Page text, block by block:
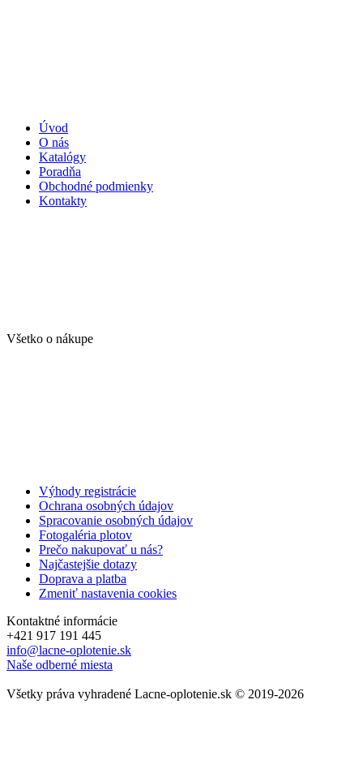
Úvod
O nás
Katalógy
Poradňa
Obchodné podmienky
Kontakty
Všetko o nákupe
Výhody registrácie
Ochrana osobných údajov
Spracovanie osobných údajov
Fotogaléria plotov
Prečo nakupovať u nás?
Najčastejšie dotazy
Doprava a platba
Zmeniť nastavenia cookies
Kontaktné informácie
+421 917 191 445
info@lacne-oplotenie.sk
Naše odberné miesta
Všetky práva vyhradené Lacne-oplotenie.sk © 2019-2026